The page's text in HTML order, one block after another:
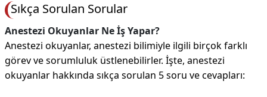
Sıkça Sorulan Sorular
Anestezi Okuyanlar Ne İş Yapar?
Anestezi okuyanlar, anestezi bilimiyle ilgili birçok farklı
görev ve sorumluluk üstlenebilirler. İşte, anestezi
okuyanlar hakkında sıkça sorulan 5 soru ve cevapları: